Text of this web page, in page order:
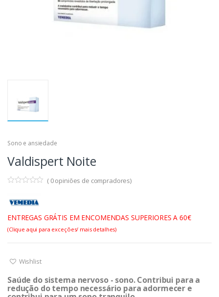
Sono e ansiedade
Valdispert Noite
( 0opiniões de compradores)
ENTREGAS GRÁTIS EM ENCOMENDAS SUPERIORES A 60€
(Clique aqui para exceções/ mais detalhes)
Wishlist
Saúde do sistema nervoso - sono. Contribui para a
redução do tempo necessário para adormecer e